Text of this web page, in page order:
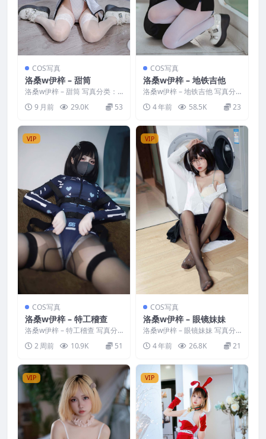
COS写真
洛桑w伊梓 – 甜筒
洛桑w伊梓 – 甜筒 写真分类：
唯美，参与模特：洛桑w伊梓
[资源大小]：[40...
9 月前 29.0K 53
COS写真
洛桑w伊梓 – 地铁吉他
洛桑w伊梓 – 地铁吉他 写真分
类：唯美，参与模特：洛桑w伊
梓 [套图大小]：[...
4 年前 58.5K 23
VIP
COS写真
洛桑w伊梓 – 特工稽查
洛桑w伊梓 – 特工稽查 写真分
类：唯美，参与模特：洛桑w伊
梓 [资源大小]：[...
2 周前 10.9K 51
VIP
COS写真
洛桑w伊梓 – 眼镜妹妹
洛桑w伊梓 – 眼镜妹妹 写真分
类：唯美，参与模特：洛桑w伊
梓 [套图大小]：[...
4 年前 26.8K 21
VIP VIP